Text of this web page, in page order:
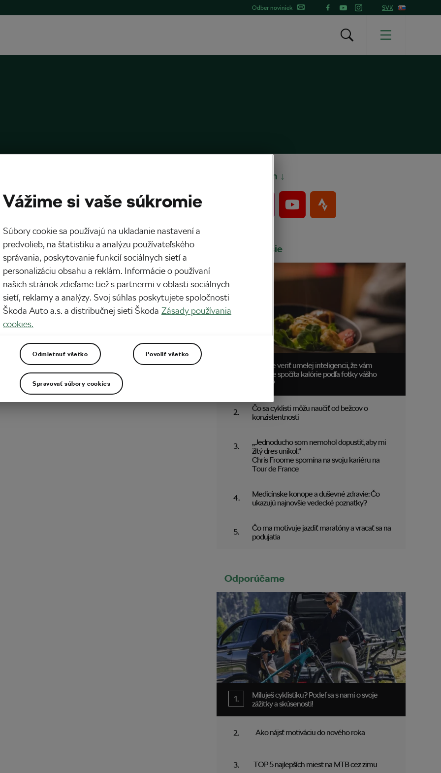
Odber noviniek SVK
o12:08
občas dejú. Predstavte si, že sa vyše 20 rokov amatérsky venujete cyklistike,
dostanete možnosť pridať sa k tímu Škoda WeLoveCycling na l’Étape du
chvíli hodíte všetko ostatné za hlavu: štyri etapy MTB pretekov v rovnakom
že…
Bajkeri sem ↓
Najčítanejšie
Môžete veriť umelej inteligencii, že vám
správne spočíta kalórie podľa fotky vášho
obeda?
Čo sa cyklisti môžu naučiť od bežcov o
konzistentnosti
„Jednoducho som nemohol dopustiť, aby mi
žltý dres unikol.“
Chris Froome spomína na svoju kariéru na
Tour de France
Medicínske konope a duševné zdravie: Čo
ukazujú najnovšie vedecké poznatky?
Čo ma motivuje jazdiť maratóny a vracať sa na
podujatia
Odporúčame
Miluješ cyklistiku? Podeľ sa s nami o svoje
zážitky a skúsenosti!
Ako nájsť motiváciu do nového roka
TOP 5 najlepších miest na MTB cez zimu
Vážime si vaše súkromie
Súbory cookie sa používajú na ukladanie nastavení a
predvolieb, na štatistiku a analýzu používateľského
správania, poskytovanie funkcií sociálnych sietí a
personalizáciu obsahu a reklám. Informácie o používaní
našich stránok zdieľame tiež s partnermi v oblasti sociálnych
sietí, reklamy a analýzy. Svoj súhlas poskytujete spoločnosti
Škoda Auto a.s. a distribučnej sieti Škoda Zásady používania
cookies.
Odmietnuť všetko Povoliť všetko
Spravovať súbory cookies